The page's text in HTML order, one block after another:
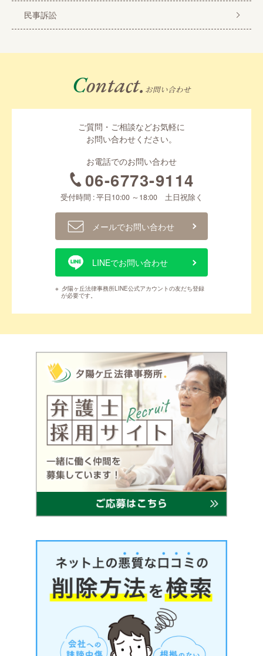
民事訴訟
Contact. お問い合わせ
ご質問・ご相談などお気軽に
お問い合わせください。
お電話でのお問い合わせ
06-6773-9114
受付時間 : 平日10:00 ～18:00 土日祝除く
メールでお問い合わせ
LINEでお問い合わせ
※ 夕陽ヶ丘法律事務所LINE公式アカウントの友だち登録
が必要です。